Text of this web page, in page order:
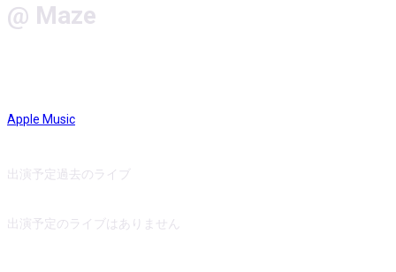
@ Maze
Apple Music
出演予定 過去のライブ
出演予定のライブはありません